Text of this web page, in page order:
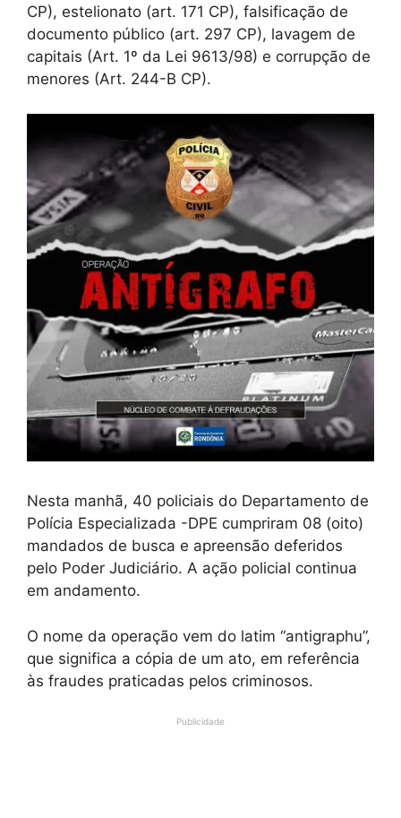
CP), estelionato (art. 171 CP), falsificação de
documento público (art. 297 CP), lavagem de
capitais (Art. 1º da Lei 9613/98) e corrupção de
menores (Art. 244-B CP).
Nesta manhã, 40 policiais do Departamento de
Polícia Especializada -DPE cumpriram 08 (oito)
mandados de busca e apreensão deferidos
pelo Poder Judiciário. A ação policial continua
em andamento.
O nome da operação vem do latim “antigraphu”,
que significa a cópia de um ato, em referência
às fraudes praticadas pelos criminosos.
Publicidade